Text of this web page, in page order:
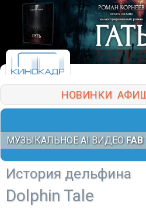
НОВИНКИ
МУЗЫКАЛЬНОЕ AI ВИДЕО
История дельфина
Dolphin Tale